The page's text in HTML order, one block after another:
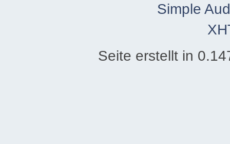
Simple
Seite erstellt in